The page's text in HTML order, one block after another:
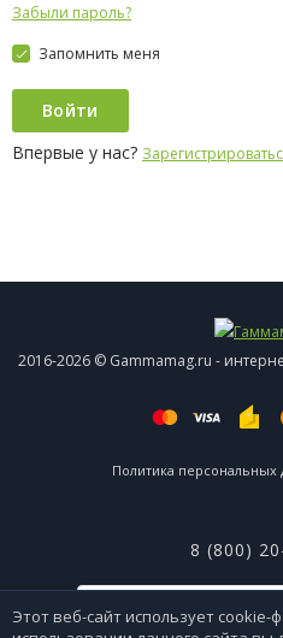
Забыли пароль?
Запомнить меня
Впервые у нас?
2016-2026 © Gammamag.ru -
Политика персональных
8 (800)
Этот веб-сайт использует cookie-